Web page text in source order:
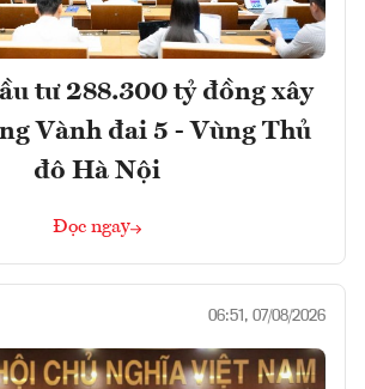
tư 288.300 tỷ đồng xây
Vành đai 5 - Vùng Thủ
đô Hà Nội
Đọc ngay
06:51, 07/08/2026